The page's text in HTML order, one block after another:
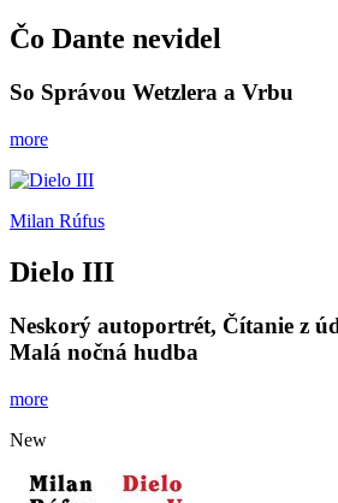
Čo Dante nevidel
So Správou Wetzlera a Vrbu
more
Milan Rúfus
Dielo III
Neskorý autoportrét, Čítanie z
Malá nočná hudba
more
New